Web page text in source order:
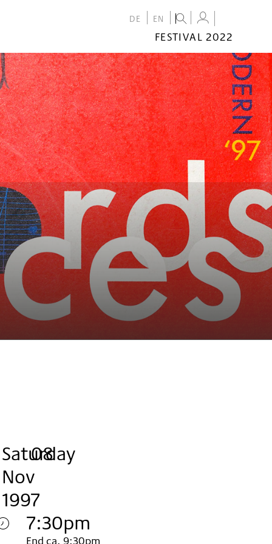
DE EN
FESTIVAL 2022
FESTIVAL
2022
CALENDAR
VENUES
Saturday
, 08
.
Nov
1997
.
7:30pm
End ca. 9:30pm